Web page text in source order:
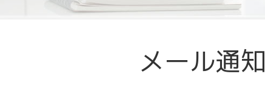
メール通知